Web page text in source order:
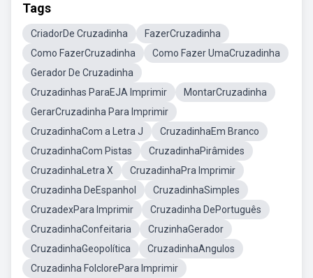
Tags
CriadorDe Cruzadinha
FazerCruzadinha
Como FazerCruzadinha
Como Fazer UmaCruzadinha
Gerador De Cruzadinha
Cruzadinhas ParaEJA Imprimir
MontarCruzadinha
GerarCruzadinha Para Imprimir
CruzadinhaCom a Letra J
CruzadinhaEm Branco
CruzadinhaCom Pistas
CruzadinhaPirâmides
CruzadinhaLetra X
CruzadinhaPra Imprimir
Cruzadinha DeEspanhol
CruzadinhaSimples
CruzadexPara Imprimir
Cruzadinha DePortuguês
CruzadinhaConfeitaria
CruzinhaGerador
CruzadinhaGeopolítica
CruzadinhaAngulos
Cruzadinha FolclorePara Imprimir